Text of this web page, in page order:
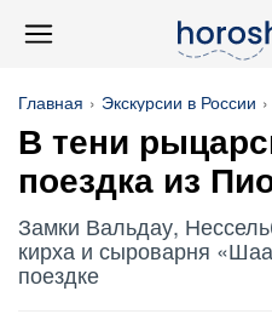
Главная Экскурсии в России
В тени
поездка из
Замки Вальдау,
кирха и сыроварня
поездке